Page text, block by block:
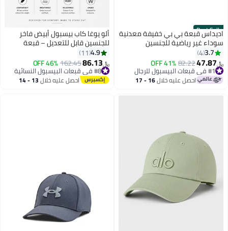
Best Seller
اديداس قبعة بي بي خفيفة معدنية
سوداء غير رياضية للجنسين
3.7
4
﷼‏47.87
82.22
41% OFF #1 في قبعات البيسبول للرجال
تم بيع +20 مؤخرًا
#1 في قبعات البيسبول للرجال احصل عليه خلال 16 - 17
ألو يوغا كاب بيسبول أبيض فاخر
للجنسين قابل للتعديل – قبعة
خفيفة وقابلة للتنفس للرجال
والنساء بتصميم عصري وكاجوال
4.9
11
﷼‏86.13
162.45
46% OFF #8 في قبعات البيسبول النسائية
تم بيع +30 مؤخرًا
#8 في قبعات البيسبول النسائية احصل عليه خلال 13 - 14